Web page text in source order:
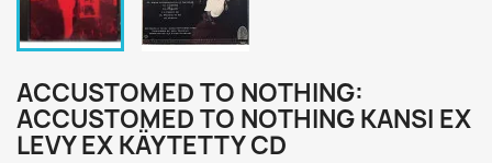
ACCUSTOMED TO NOTHING:
ACCUSTOMED TO NOTHING KANSI EX
LEVY EX KÄYTETTY CD